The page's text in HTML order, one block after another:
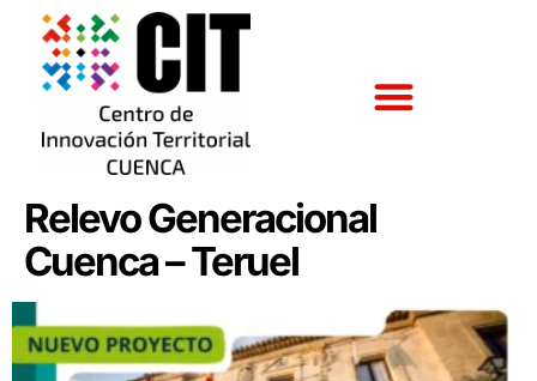
Relevo Generacional
Cuenca – Teruel